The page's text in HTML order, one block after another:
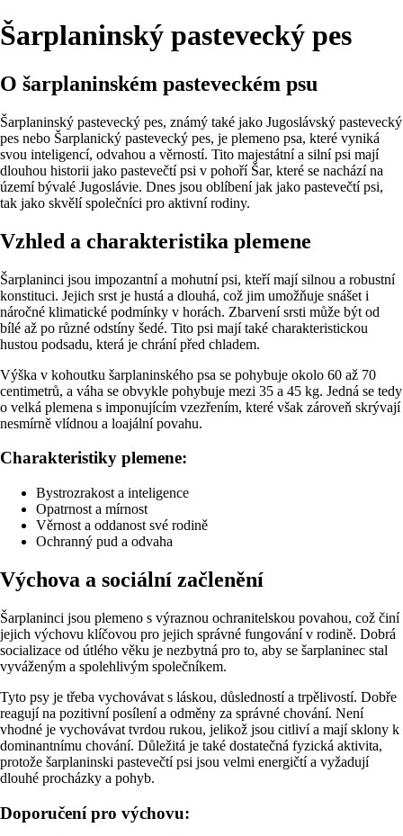
Šarplaninský pastevecký pes
O šarplaninském pasteveckém psu
Šarplaninský pastevecký pes, známý také jako Jugoslávský pastevecký
pes nebo Šarplanický pastevecký pes, je plemeno psa, které vyniká
svou inteligencí, odvahou a věrností. Tito majestátní a silní psi mají
dlouhou historii jako pastevečtí psi v pohoří Šar, které se nachází na
území bývalé Jugoslávie. Dnes jsou oblíbení jak jako pastevečtí psi,
tak jako skvělí společníci pro aktivní rodiny.
Vzhled a charakteristika plemene
Šarplaninci jsou impozantní a mohutní psi, kteří mají silnou a robustní
konstituci. Jejich srst je hustá a dlouhá, což jim umožňuje snášet i
náročné klimatické podmínky v horách. Zbarvení srsti může být od
bílé až po různé odstíny šedé. Tito psi mají také charakteristickou
hustou podsadu, která je chrání před chladem.
Výška v kohoutku šarplaninského psa se pohybuje okolo 60 až 70
centimetrů, a váha se obvykle pohybuje mezi 35 a 45 kg. Jedná se tedy
o velká plemena s imponujícím vzezřením, které však zároveň skrývají
nesmírně vlídnou a loajální povahu.
Charakteristiky plemene:
Bystrozrakost a inteligence
Opatrnost a mírnost
Věrnost a oddanost své rodině
Ochranný pud a odvaha
Výchova a sociální začlenění
Šarplaninci jsou plemeno s výraznou ochranitelskou povahou, což činí
jejich výchovu klíčovou pro jejich správné fungování v rodině. Dobrá
socializace od útlého věku je nezbytná pro to, aby se šarplaninec stal
vyváženým a spolehlivým společníkem.
Tyto psy je třeba vychovávat s láskou, důsledností a trpělivostí. Dobře
reagují na pozitivní posílení a odměny za správné chování. Není
vhodné je vychovávat tvrdou rukou, jelikož jsou citliví a mají sklony k
dominantnímu chování. Důležitá je také dostatečná fyzická aktivita,
protože šarplaninski pastevečtí psi jsou velmi energičtí a vyžadují
dlouhé procházky a pohyb.
Doporučení pro výchovu: